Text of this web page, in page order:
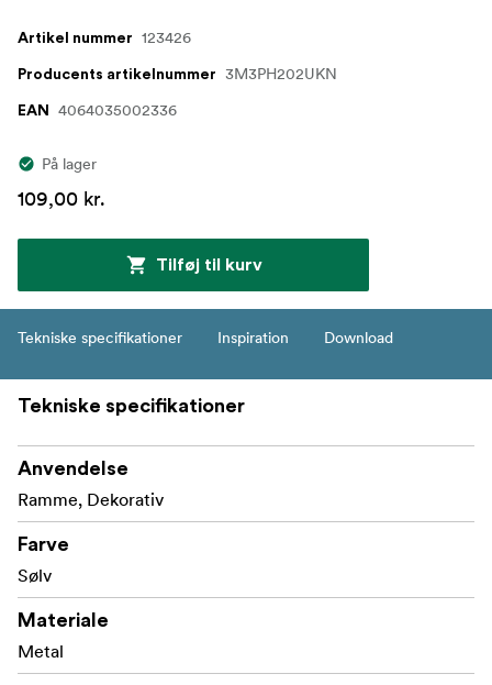
Artikel nummer 123426
Producents artikelnummer 3M3PH202UKN
EAN 4064035002336
På lager
109,00 kr.
Tilføj til kurv
Tekniske specifikationer Inspiration Download
Tekniske specifikationer
Anvendelse
Ramme, Dekorativ
Farve
Sølv
Materiale
Metal